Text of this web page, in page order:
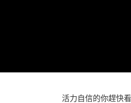
活力自信的你趕快